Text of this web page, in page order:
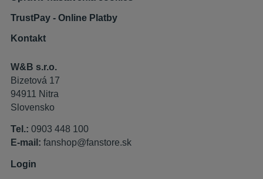
TrustPay - Online Platby
Kontakt
W&B s.r.o.
Bizetová 17
94911 Nitra
Slovensko
Tel.: 0903 448 100
E-mail: fanshop@fanstore.sk
Login